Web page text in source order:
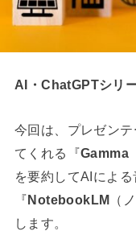
AI・ChatGPTシリ
今回は、プレゼン
てくれる『Gamma
を要約してAIによ
『NotebookLM （
します。